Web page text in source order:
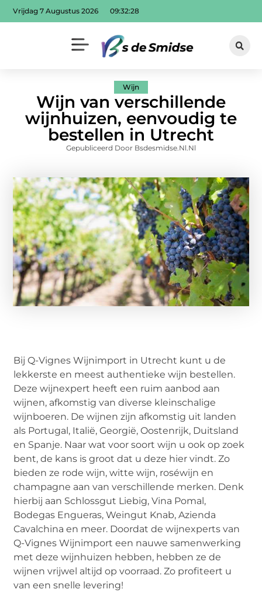
Vrijdag 7 Augustus 2026 09:32:28
Wijn
Wijn van verschillende
wijnhuizen, eenvoudig te
bestellen in Utrecht
Gepubliceerd Door Bsdesmidse.nl.nl
Bij Q-Vignes Wijnimport in Utrecht kunt u de
lekkerste en meest authentieke wijn bestellen.
Deze wijnexpert heeft een ruim aanbod aan
wijnen, afkomstig van diverse kleinschalige
wijnboeren. De wijnen zijn afkomstig uit landen
als Portugal, Italië, Georgië, Oostenrijk, Duitsland
en Spanje. Naar wat voor soort wijn u ook op zoek
bent, de kans is groot dat u deze hier vindt. Zo
bieden ze rode wijn, witte wijn, roséwijn en
champagne aan van verschillende merken. Denk
hierbij aan Schlossgut Liebig, Vina Pomal,
Bodegas Engueras, Weingut Knab, Azienda
Cavalchina en meer. Doordat de wijnexperts van
Q-Vignes Wijnimport een nauwe samenwerking
met deze wijnhuizen hebben, hebben ze de
wijnen vrijwel altijd op voorraad. Zo profiteert u
van een snelle levering!